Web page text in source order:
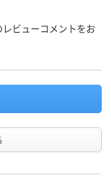
ビューコメントをお